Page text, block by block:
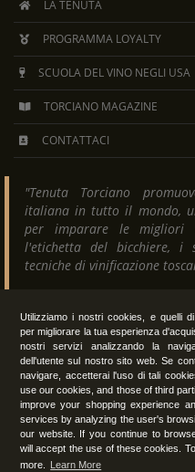
Utilizziamo i nostri cookies, e quelli di
per migliorare la tua esperienza
nostri servizi analizzando la
dell'utente sul nostro sito web. Se
navigare, accetterai l'uso di tali
use our cookies, and those of third
improve your shopping experience
services by analyzing the user's
our website. If you continue to
will accept the use of these cookies.
more.
Learn More
LA TENUTA
PROGRAMMA LOYALTY
SCUOLA DEL VINO NEGLI USA
TORCIANO MAGAZINE
CONTATTACI
"Tenuta Torciano
italiana in tutto il mondo,
per imparare le migliori
l'etichetta del bicchiere, i
tecniche di vinificazione
Via Crocetta 16, Loc. Ulignano
Tutti i diritti sono riservati |
Privacy
Albo
TENUTA TORCIANO
P.IVA: IT00375840527 -C.F.:
Sede: SAN GIMIGNANO (SI) - VIA